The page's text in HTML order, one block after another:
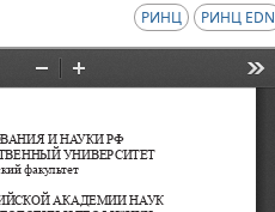
РИНЦ РИНЦ EDN